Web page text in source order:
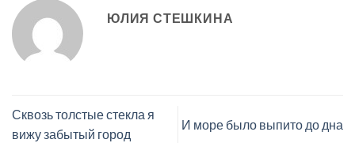
ЮЛИЯ СТЕШКИНА
Сквозь толстые стекла я
вижу забытый город
И море было выпито до дна